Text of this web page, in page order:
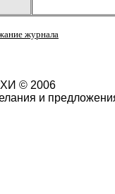
журнала
© 2006
и